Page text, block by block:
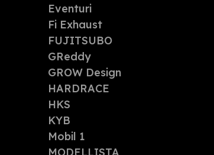
Eventuri
Fi Exhaust
FUJITSUBO
GReddy
GROW Design
HARDRACE
HKS
KYB
Mobil 1
MODELLISTA